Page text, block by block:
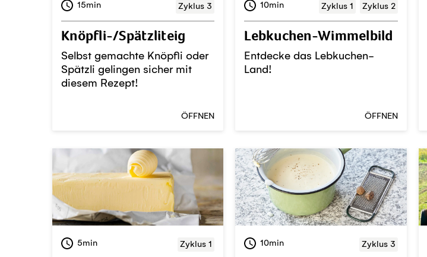
15min Zyklus 3
Knöpfli-/Spätzliteig
Selbst gemachte Knöpfli oder
Spätzli gelingen sicher mit
diesem Rezept!
ÖFFNEN
10min Zyklus 1 Zyklus 2
Lebkuchen-Wimmelbild
Entdecke das Lebkuchen-
Land!
ÖFFNEN
5min Zyklus 1 10min Zyklus 3